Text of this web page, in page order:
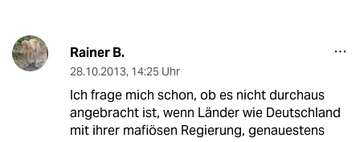
Rainer B.
28.10.2013, 14:25 Uhr
Ich frage mich schon, ob es nicht durchaus
angebracht ist, wenn Länder wie Deutschland
mit ihrer mafiösen Regierung, genauestens